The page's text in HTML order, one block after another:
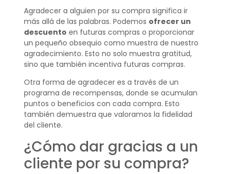
Agradecer a alguien por su compra significa ir
más allá de las palabras. Podemos ofrecer un
descuento en futuras compras o proporcionar
un pequeño obsequio como muestra de nuestro
agradecimiento. Esto no solo muestra gratitud,
sino que también incentiva futuras compras.
Otra forma de agradecer es a través de un
programa de recompensas, donde se acumulan
puntos o beneficios con cada compra. Esto
también demuestra que valoramos la fidelidad
del cliente.
¿Cómo dar gracias a un
cliente por su compra?